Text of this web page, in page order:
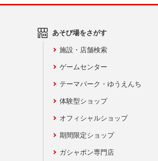
あそび場をさがす
施設・店舗検索
ゲームセンター
テーマパーク・ゆうえんち
体験型ショップ
オフィシャルショップ
期間限定ショップ
ガシャポン専門店